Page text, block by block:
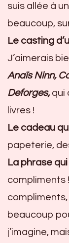
suis allée à
beaucoup,
Le casting
J’aimerais
Anaïs Ninn,
Deforges,qui
livres !
Le cadeau
papeterie,
La phrase
compliments
compliments,
beaucoup
j’imagine,